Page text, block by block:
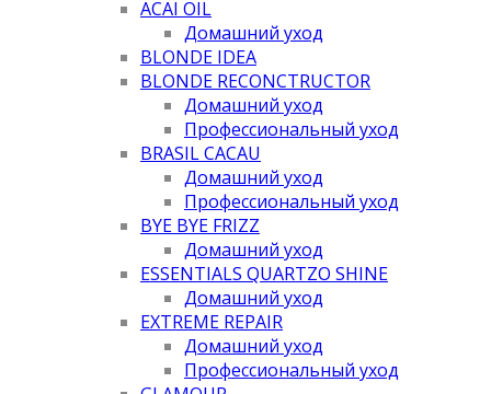
ACAI OIL
Домашний уход
BLONDE IDEA
BLONDE RECONCTRUCTOR
Домашний уход
Профессиональный уход
BRASIL CACAU
Домашний уход
Профессиональный уход
BYE BYE FRIZZ
Домашний уход
ESSENTIALS QUARTZO SHINE
Домашний уход
EXTREME REPAIR
Домашний уход
Профессиональный уход